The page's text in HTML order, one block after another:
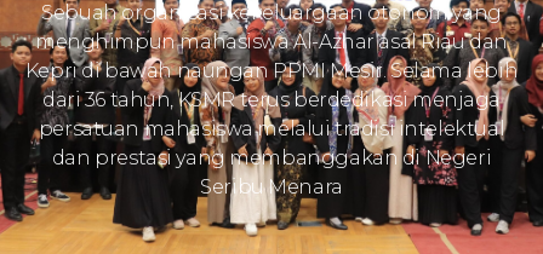
Sebuah organisasi kekeluargaan otonom yang
menghimpun mahasiswa Al-Azhar asal Riau dan
Kepri di bawah naungan PPMI Mesir. Selama lebih
dari 36 tahun, KSMR terus berdedikasi menjaga
persatuan mahasiswa melalui tradisi intelektual
dan prestasi yang membanggakan di Negeri
Seribu Menara